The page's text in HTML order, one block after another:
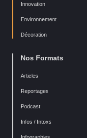
Innovation
Environnement
Décoration
Nos Formats
Articles
Reportages
Podcast
Infos / Intoxs